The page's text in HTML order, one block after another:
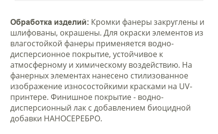
Обработка изделий: Кромки фанеры закруглены и
шлифованы, окрашены. Для окраски элементов из
влагостойкой фанеры применяется водно-
дисперсионное покрытие, устойчивое к
атмосферному и химическому воздействию. На
фанерных элементах нанесено стилизованное
изображение износостойкими красками на UV-
принтере. Финишное покрытие - водно-
дисперсионный лак с добавлением биоцидной
добавки НАНОСЕРЕБРО.